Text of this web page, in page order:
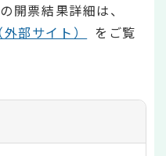
開票結果詳細は、
部サイト）
をご覧